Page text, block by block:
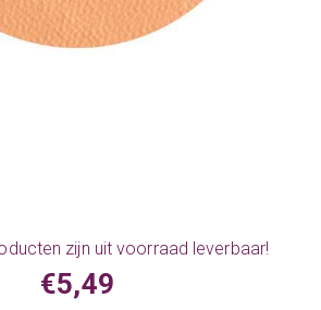
zijn uit voorraad leverbaar!
€5,49